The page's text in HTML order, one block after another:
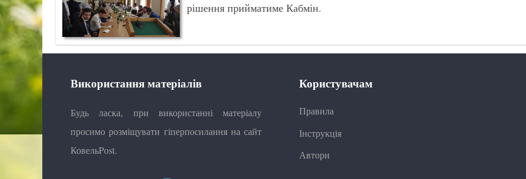
рішення прийматиме Кабмін.
Використання матеріалів
Будь ласка, при використанні матеріалу
просимо розміщувати гіперпосилання на сайт
КовельPost.
Користувачам
Правила
Інструкція
Автори